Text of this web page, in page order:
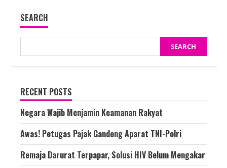
SEARCH
SEARCH
RECENT POSTS
Negara Wajib Menjamin Keamanan Rakyat
Awas! Petugas Pajak Gandeng Aparat TNI-Polri
Remaja Darurat Terpapar, Solusi HIV Belum Mengakar